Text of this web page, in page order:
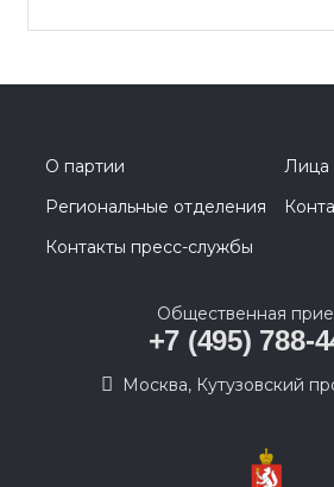
О партии
Лица
Региональные отделения
Контакты пресс-службы
Общественная
+7 (495) 788-
Москва, Кутузовский